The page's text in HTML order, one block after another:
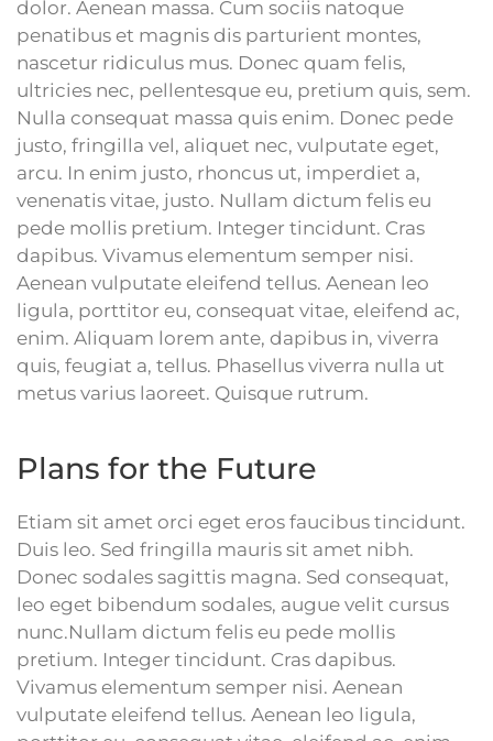
dolor. Aenean massa. Cum sociis natoque
penatibus et magnis dis parturient montes,
nascetur ridiculus mus. Donec quam felis,
ultricies nec, pellentesque eu, pretium quis, sem.
Nulla consequat massa quis enim. Donec pede
justo, fringilla vel, aliquet nec, vulputate eget,
arcu. In enim justo, rhoncus ut, imperdiet a,
venenatis vitae, justo. Nullam dictum felis eu
pede mollis pretium. Integer tincidunt. Cras
dapibus. Vivamus elementum semper nisi.
Aenean vulputate eleifend tellus. Aenean leo
ligula, porttitor eu, consequat vitae, eleifend ac,
enim. Aliquam lorem ante, dapibus in, viverra
quis, feugiat a, tellus. Phasellus viverra nulla ut
metus varius laoreet. Quisque rutrum.
Plans for the Future
Etiam sit amet orci eget eros faucibus tincidunt.
Duis leo. Sed fringilla mauris sit amet nibh.
Donec sodales sagittis magna. Sed consequat,
leo eget bibendum sodales, augue velit cursus
nunc.Nullam dictum felis eu pede mollis
pretium. Integer tincidunt. Cras dapibus.
Vivamus elementum semper nisi. Aenean
vulputate eleifend tellus. Aenean leo ligula,